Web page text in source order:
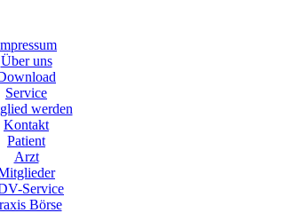
Über uns
Service
werden
Kontakt
Patient
Arzt
Service
Börse